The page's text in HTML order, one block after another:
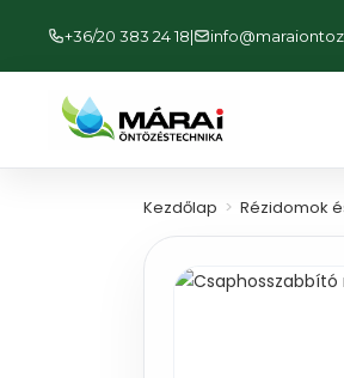
+36/20 383 24 18|
Kezdőlap > Rézidomok